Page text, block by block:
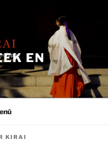
EN
KIRAI